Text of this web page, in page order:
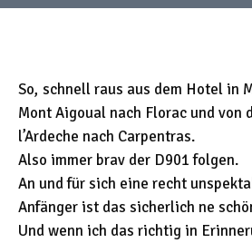
So, schnell raus aus dem Hotel in
Mont Aigoual nach Florac und von
l’Ardeche nach Carpentras.
Also immer brav der D901 folgen.
An und für sich eine recht
Anfänger ist das sicherlich ne
Und wenn ich das richtig in